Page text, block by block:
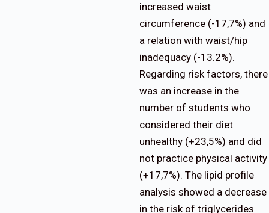
increased waist
circumference (-17,7%) and
a relation with waist/hip
inadequacy (-13.2%).
Regarding risk factors, there
was an increase in the
number of students who
considered their diet
unhealthy (+23,5%) and did
not practice physical activity
(+17,7%). The lipid profile
analysis showed a decrease
in the risk of triglycerides